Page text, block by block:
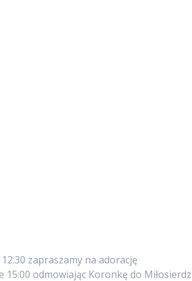
zapraszamy na adorację
odmowiając Koronkę do